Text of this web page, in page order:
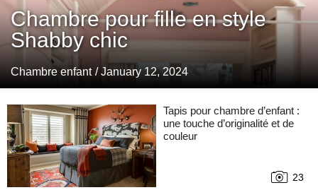
Chambre pour fille en style
Shabby chic
Chambre enfant / January 12, 2024
Tapis pour chambre d’enfant :
une touche d’originalité et de
couleur
23